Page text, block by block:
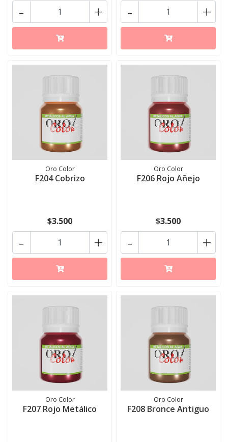
+
- +
-
Oro Color
F204 Cobrizo
$3.500
+
-
Oro Color
F206 Rojo Añejo
$3.500
+
-
Oro Color
F207 Rojo Metálico
Oro Color
F208 Bronce Antiguo